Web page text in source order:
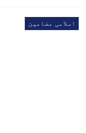
اسلامی مضامین